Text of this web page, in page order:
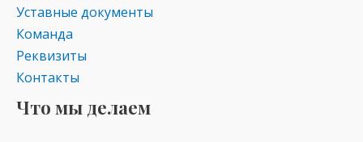
Уставные документы
Команда
Реквизиты
Контакты
Что мы делаем